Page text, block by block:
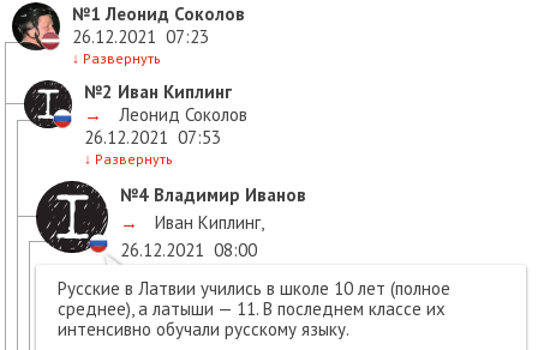
№1 Леонид Соколов
26.12.2021 07:23
↓ Развернуть
№2 Иван Киплинг
→
Леонид Соколов
26.12.2021 07:53
↓ Развернуть
№4 Владимир Иванов
→
Иван Киплинг,
26.12.2021 08:00
Русские в Латвии учились в школе 10 лет (полное
среднее), а латыши — 11. В последнем классе их
интенсивно обучали русскому языку.